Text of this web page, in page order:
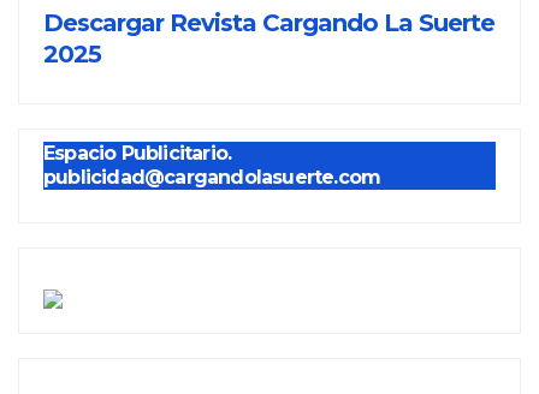
Descargar Revista Cargando La Suerte
2025
Espacio Publicitario.
publicidad@cargandolasuerte.com